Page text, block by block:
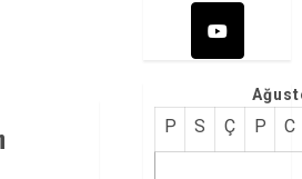
P S Ç P C